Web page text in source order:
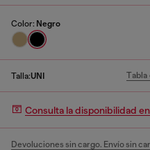
Color: Negro
Talla:UNI Tabla
Consulta la disponibilidad
Devoluciones sin cargo. Envío sin